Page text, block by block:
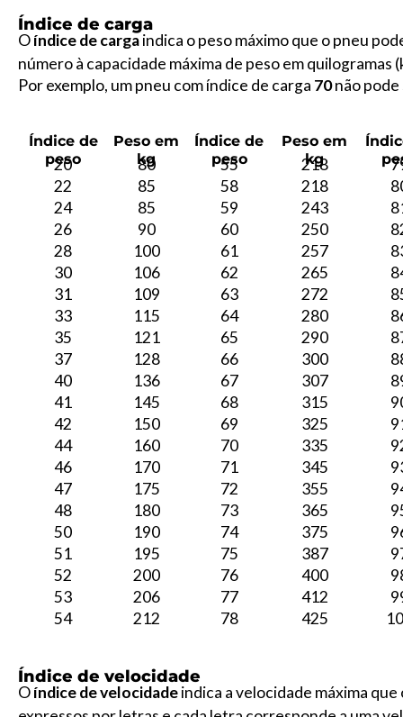
Índice de carga
Oíndice de cargaindica o peso máximo que o pneu
número à capacidade máxima de peso em quilogramas
Por exemplo, um pneu com índice de carga 70não pode
Índice de
peso
Peso em
kg
Índice de
peso
Peso em
kg
20 80 55 218
22
85 58 218
24
85 59 243
26
90 60 250
28
100 61 257
30
106 62 265
31
109 63 272
33
115 64 280
35
121 65 290
37
128 66 300
40
136 67 307
41
145 68 315
42
150 69 325
44
160 70 335
46
170 71 345
47
175 72 355
48
180 73 365
50
190 74 375
51
195 75 387
52
200 76 400
53
206 77 412
54
212 78 425
Índice de velocidade
Oíndice de velocidadeindica a velocidade máxima